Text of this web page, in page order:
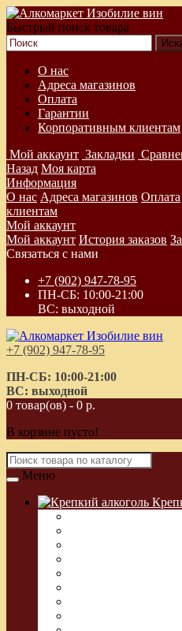
Быстрый поиск товара
О нас
Адреса магазинов
Оплата
Гарантии
Корпоративным клиентам
Мой аккаунт Закладки
Назад Моя карта
Информация
О нас Адреса магазинов Оплата
клиентам
Мой аккаунт
Мой аккаунт История заказов
Связаться с нами
+7 (902) 947-78-95
ПН-СБ: 10:00-21:00
ВС: выходной
+7 (902) 947-78-95
ПН-СБ: 10:00-21:00
ВС: выходной
0 товар(ов) - 0 р.
В корзине пусто!
Меню